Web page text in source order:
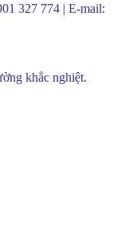
327 774 | E-mail:
khắc nghiệt.